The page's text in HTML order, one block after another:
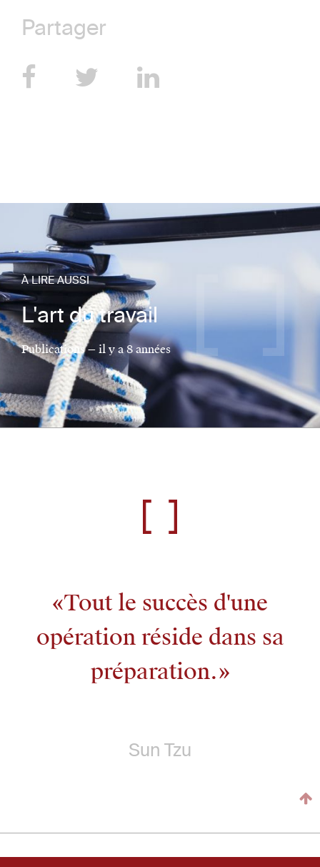
Partager
À LIRE AUSSI
L'art du travail
Publications — il y a 8 années
Tout le succès d'une
opération réside dans sa
préparation.
Sun Tzu